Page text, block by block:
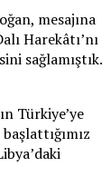
mesajına
Harekâtı’nı
sağlamıştık.
Türkiye’ye